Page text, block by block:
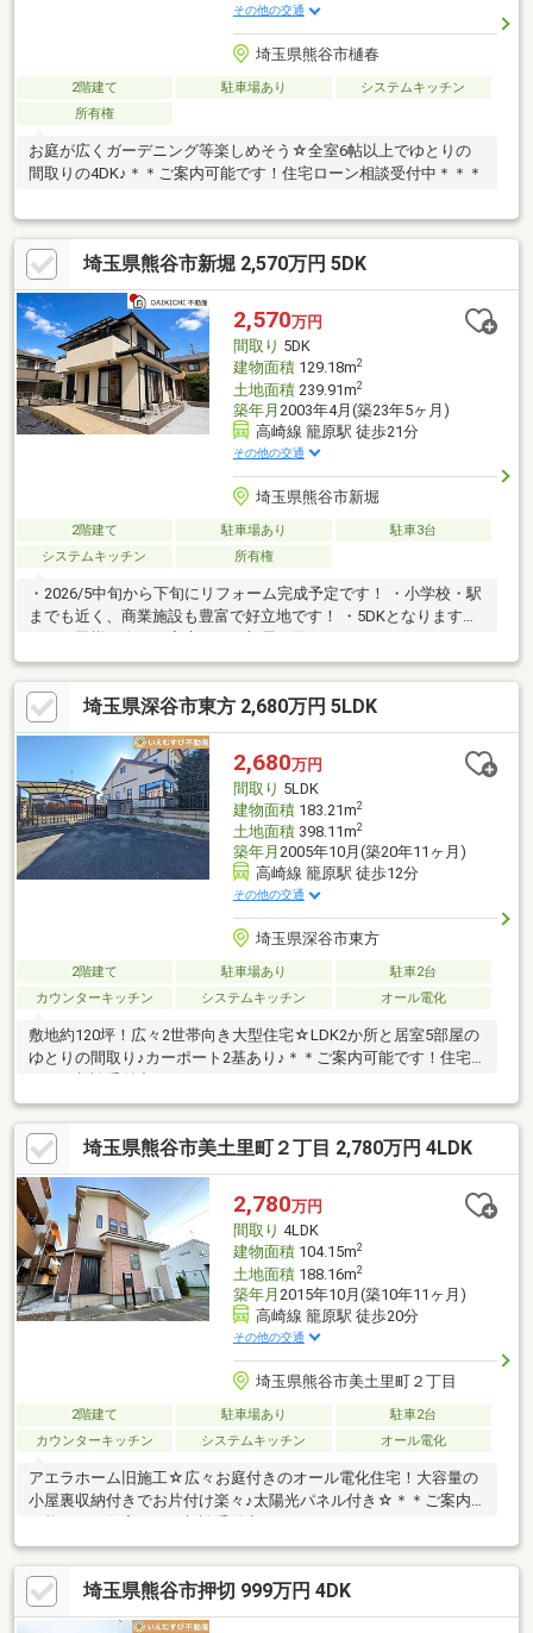
その他の交通
埼玉県熊谷市樋春
2階建て 駐車場あり
システムキッチン
所有権
お庭が広くガーデニング等楽しめそう☆全室6帖以上でゆとりの
間取りの4DK♪＊＊ご案内可能です！住宅ローン相談受付中＊＊＊
埼玉県熊谷市新堀 2,570万円 5DK
2,570万円
間取り 5DK
建物面積129.18m2
土地面積239.91m2
築年月 2003年4月(築23年5ヶ月)
高崎線 籠原駅 徒歩21分
その他の交通
埼玉県熊谷市新堀
2階建て 駐車場あり
駐車3台
システムキッチン
所有権
・2026/5中旬から下旬にリフォーム完成予定です！ ・小学校・駅
までも近く、商業施設も豊富で好立地です！ ・5DKとなりますの
埼玉県深谷市東方 2,680万円 5LDK
2,680万円
間取り 5LDK
建物面積183.21m2
土地面積398.11m2
築年月 2005年10月(築20年11ヶ月)
高崎線 籠原駅 徒歩12分
その他の交通
埼玉県深谷市東方
2階建て 駐車場あり
駐車2台
カウンターキッチン
システムキッチン オール電化
敷地約120坪！広々2世帯向き大型住宅☆LDK2か所と居室5部屋の
ゆとりの間取り♪カーポート2基あり♪＊＊ご案内可能です！住宅
埼玉県熊谷市美土里町２丁目 2,780万円 4LDK
2,780万円
間取り 4LDK
建物面積104.15m2
土地面積188.16m2
築年月 2015年10月(築10年11ヶ月)
高崎線 籠原駅 徒歩20分
その他の交通
埼玉県熊谷市美土里町２丁目
2階建て 駐車場あり
駐車2台
カウンターキッチン
システムキッチン オール電化
アエラホーム旧施工☆広々お庭付きのオール電化住宅！大容量の
小屋裏収納付きでお片付け楽々♪太陽光パネル付き☆＊＊ご案内
埼玉県熊谷市押切 999万円 4DK